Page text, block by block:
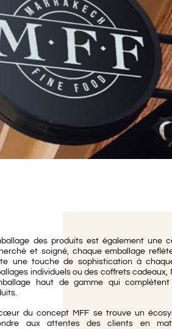
Earl Grey
des produits est également une
et soigné, chaque emballage
une touche de sophistication à
individuels ou des coffrets cadeaux,
haut de gamme qui
du concept MFF se trouve un
aux attentes des clients en